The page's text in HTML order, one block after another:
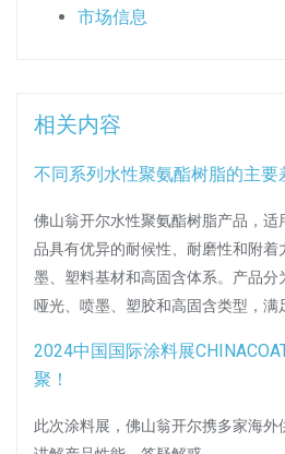
市场信息
相关内容
不同系列水性聚氨酯树脂的主要
佛山翁开尔水性聚氨酯树脂产品，
品具有优异的耐候性、耐磨性和附着
墨、塑料基材和高固含体系。产品分
哑光、喷墨、塑胶和高固含类型，满
2024中国国际涂料展
聚！
此次涂料展，佛山翁开尔携多家海